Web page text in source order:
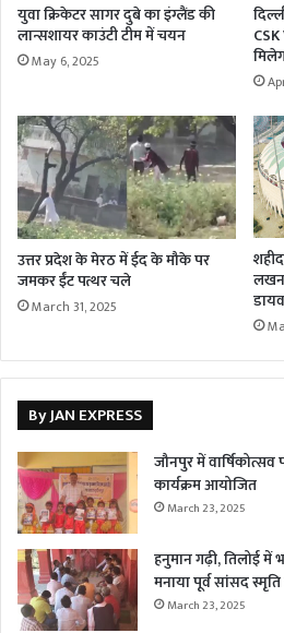
युवा क्रिकेटर सागर दुबे का इंग्लैंड की
लान्सशायर काउंटी टीम में चयन
May 6, 2025
उत्तर प्रदेश के मेरठ में ईद के मौके पर
जमकर ईंट पत्थर चले
March 31, 2025
By JAN EXPRESS
जौनपुर में
कार्यक्रम आयोजित
March 23, 2025
हनुमान गढ़ी, तिलोई में
मनाया पूर्व सांसद
March 23, 2025